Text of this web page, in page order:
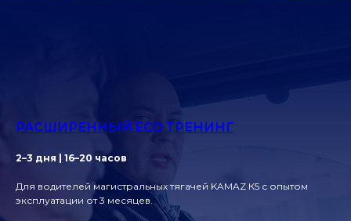
РАСШИРЕННЫЙ ECO ТРЕНИНГ
2–3 дня | 16–20 часов
Для водителей магистральных тягачей KAMAZ К5 с опытом
эксплуатации от 3 месяцев.